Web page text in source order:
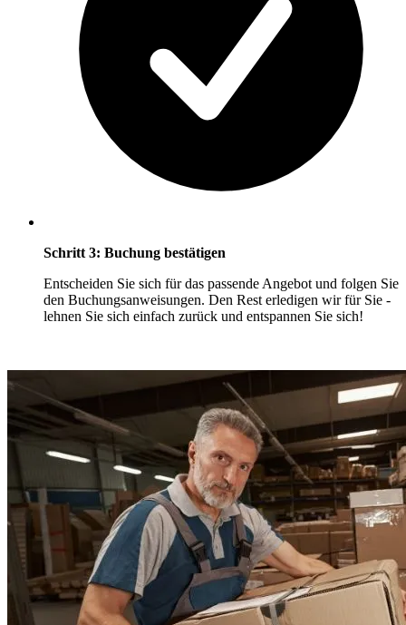
Schritt 3: Buchung bestätigen
Entscheiden Sie sich für das passende Angebot und folgen Sie
den Buchungsanweisungen. Den Rest erledigen wir für Sie -
lehnen Sie sich einfach zurück und entspannen Sie sich!